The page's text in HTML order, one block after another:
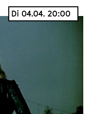
t
s
a
l
e
r
Di 04.04. 20:00